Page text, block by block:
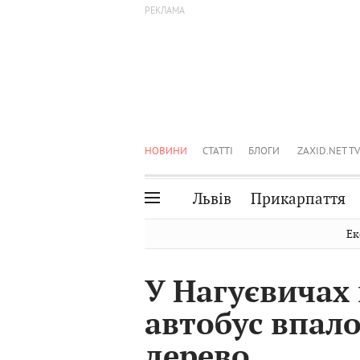
НОВИНИ СТАТТІ БЛОГИ ZAXID.NET TV
Львів Прикарпаття
Волинь
Закарпаття
Чернівці
У Нагуєвичах
автобус